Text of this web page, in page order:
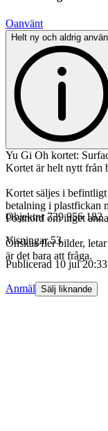
Oanvänt
Helt ny och aldrig
Yu Gi Oh kortet:
Kortet är helt nytt från
Kortet säljes i
betalning i plastfickan
Postnord om inget
Önskas fler bilder,
är det bara att fråga.
Objektnr 739 956 182
Visningar 53
Publicerad 10 jul 20:33
Anmäl Sälj liknande